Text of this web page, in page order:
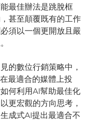
最佳辦法是跳脫框
甚至顛覆既有的工作
須以一個更開放且嚴
的數位行銷策略中，
最適合的媒體上投
何利用AI幫助最佳化
更宏觀的方向思考，
成式AI提出最適合不